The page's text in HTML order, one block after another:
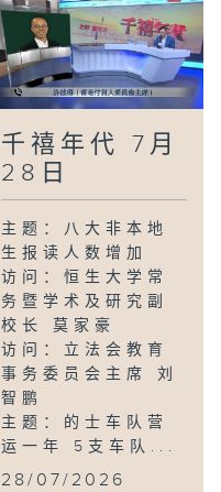
千禧年代 7月
28日
主题：八大非本地
生报读人数增加
访问：恒生大学常
务暨学术及研究副
校长 莫家豪
访问：立法会教育
事务委员会主席 刘
智鹏
主题：的士车队营
运一年 5支车队...
28/07/2026